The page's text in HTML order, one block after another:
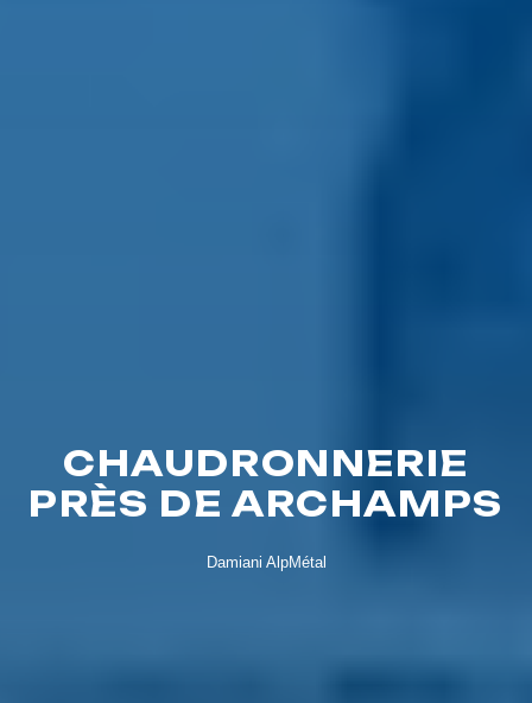
CHAUDRONNERIE
PRÈS DE ARCHAMPS
Damiani AlpMétal